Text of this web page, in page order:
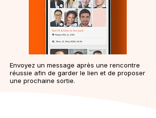
Envoyez un message après une rencontre
réussie afin de garder le lien et de proposer
une prochaine sortie.